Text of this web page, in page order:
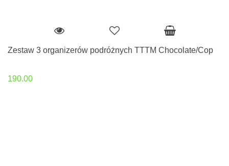
Zestaw 3 organizerów podróżnych TTTM Chocolate/Cop
190.00